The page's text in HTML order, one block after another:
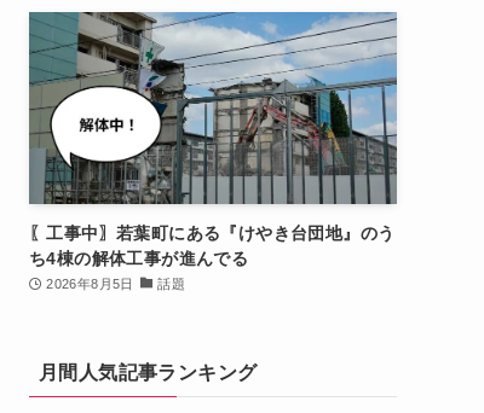
〖工事中〗若葉町にある『けやき台団地』のう
ち4棟の解体工事が進んでる
2026年8月5日 話題
月間人気記事ランキング